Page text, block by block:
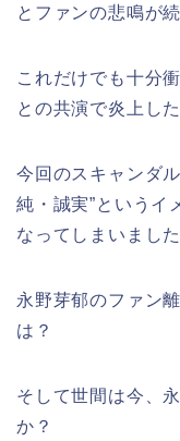
とファンの悲鳴が続
これだけでも十分
との共演で炎上した
今回のスキャンダ
純・誠実”というイ
なってしまいました
永野芽郁のファン
は？
そして世間は今、
か？